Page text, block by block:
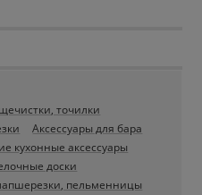
точилки
Аксессуары для бара
кухонные аксессуары
доски
пельменницы